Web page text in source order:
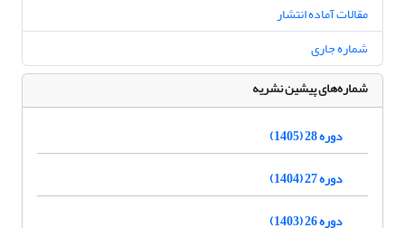
مقالات آماده انتشار
شماره جاری
شماره‌های پیشین نشریه
دوره 28 (1405)
دوره 27 (1404)
دوره 26 (1403)